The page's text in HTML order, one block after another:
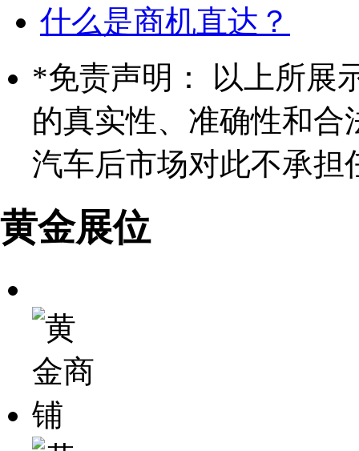
什么是商机直达？
*免责声明： 以上所展
的真实性、准确性和合
汽车后市场对此不承担
黄金展位